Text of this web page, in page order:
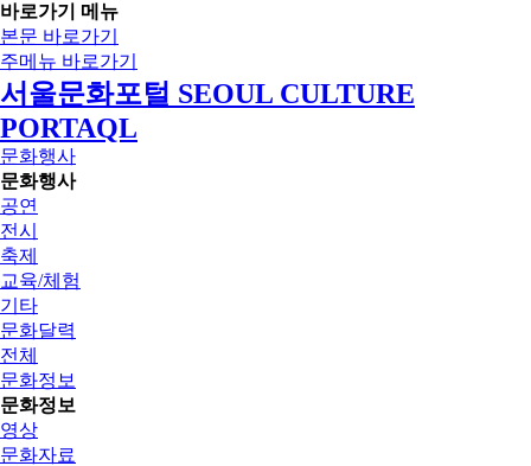
바로가기 메뉴
본문 바로가기
주메뉴 바로가기
서울문화포털 SEOUL CULTURE
PORTAQL
문화행사
문화행사
공연
전시
축제
교육/체험
기타
문화달력
전체
문화정보
문화정보
영상
문화자료